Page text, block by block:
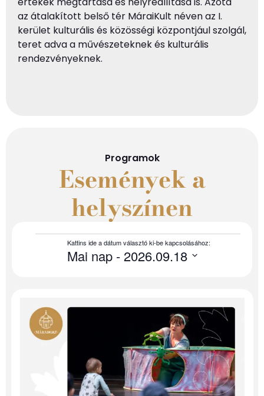
az átalakított belső tér MáraiKult néven az I.
kerület kulturális és közösségi központjául szolgál,
teret adva a művészeteknek és kulturális
rendezvényeknek.
Programok
Események a
helyszínen
Mai nap - 2026.09.18
List
of
events